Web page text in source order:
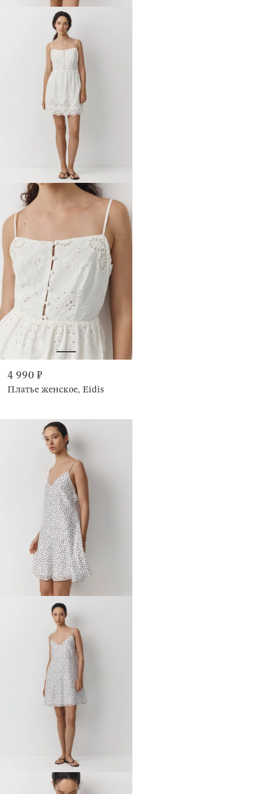
4 990 ₽
Платье женское, Eidis